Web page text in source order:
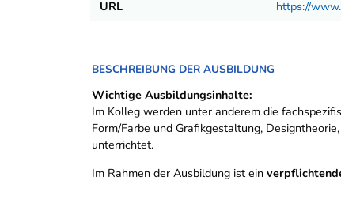
URL https://
BESCHREIBUNG DER AUSBILDUNG
Wichtige Ausbildungsinhalte:
Im Kolleg werden unter anderem die
Form/Farbe und Grafikgestaltung,
unterrichtet.
Im Rahmen der Ausbildung ist ein